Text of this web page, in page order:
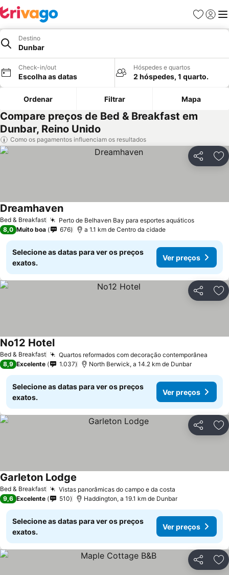
Favoritos
Iniciar
Destino
Dunbar
Check-in/out
Escolha as datas
Hóspedes e quartos
2 hóspedes, 1 quarto.
Ordenar Filtrar Mapa
Compare preços de Bed & Breakfast em
Dunbar, Reino Unido
Como os pagamentos influenciam os resultados
Partilhar
Bed & Breakfast Perto de Belhaven Bay para esportes aquáticos
Dreamhaven
8,0 Muito boa 676 a 1.1 km de Centro da cidade
Selecione as datas para ver os preços
exatos.
Ver preços
Partilhar
Bed & Breakfast Quartos reformados com decoração contemporânea
No12 Hotel
8,9 Excelente 1.037 North Berwick, a 14.2 km de Dunbar
Selecione as datas para ver os preços
exatos.
Ver preços
Partilhar
Bed & Breakfast Vistas panorâmicas do campo e da costa
Garleton Lodge
9,6 Excelente 510 Haddington, a 19.1 km de Dunbar
Selecione as datas para ver os preços
exatos.
Ver preços
Partilhar